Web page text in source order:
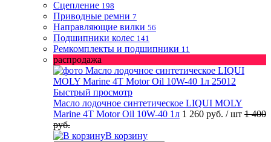
Сцепление 198
Приводные ремни 7
Направляющие вилки 56
Подшипники колес 141
Ремкомплекты и подшипники 11
распродажа
Быстрый просмотр
Масло лодочное синтетическое LIQUI MOLY
Marine 4T Motor Oil 10W-40 1л 1 260 руб. / шт 1 400
руб.
В корзину